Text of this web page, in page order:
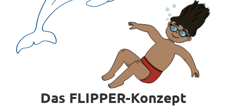
Das FLIPPER-Konzept